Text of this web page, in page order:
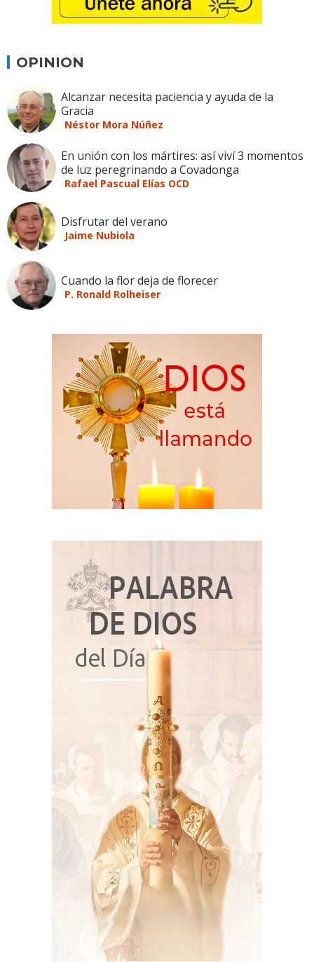
OPINION
Alcanzar necesita paciencia y ayuda de la
Gracia
Néstor Mora Núñez
En unión con los mártires: así viví 3 momentos
de luz peregrinando a Covadonga
Rafael Pascual Elías OCD
Disfrutar del verano
Jaime Nubiola
Cuando la flor deja de florecer
P. Ronald Rolheiser